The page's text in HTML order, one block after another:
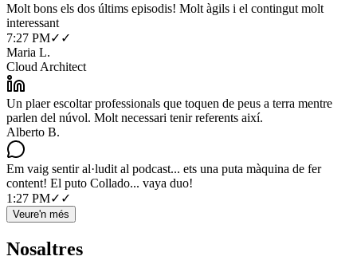
Molt bons els dos últims episodis! Molt àgils i el contingut molt
interessant
7:27 PM✓✓
Maria L.
Cloud Architect
Un plaer escoltar professionals que toquen de peus a terra mentre
parlen del núvol. Molt necessari tenir referents així.
Alberto B.
Em vaig sentir al·ludit al podcast... ets una puta màquina de fer
content! El puto Collado... vaya duo!
1:27 PM✓✓
Veure'n més
Nosaltres